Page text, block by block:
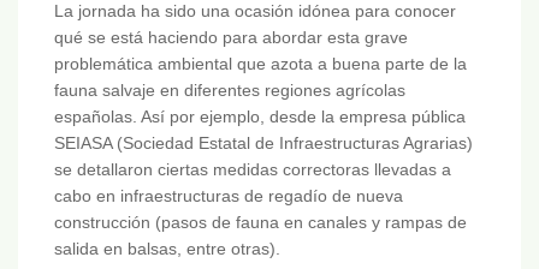
La jornada ha sido una ocasión idónea para conocer
qué se está haciendo para abordar esta grave
problemática ambiental que azota a buena parte de la
fauna salvaje en diferentes regiones agrícolas
españolas. Así por ejemplo, desde la empresa pública
SEIASA (Sociedad Estatal de Infraestructuras Agrarias)
se detallaron ciertas medidas correctoras llevadas a
cabo en infraestructuras de regadío de nueva
construcción (pasos de fauna en canales y rampas de
salida en balsas, entre otras).